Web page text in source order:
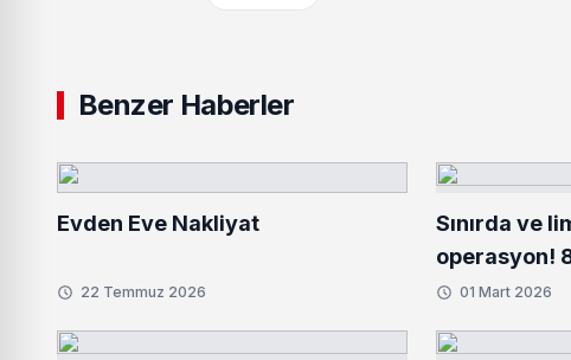
Benzer Haberler
Evden Eve Nakliyat
22 Temmuz 2026
Sınırda ve
operasyon!
kilo01 Mart 2026